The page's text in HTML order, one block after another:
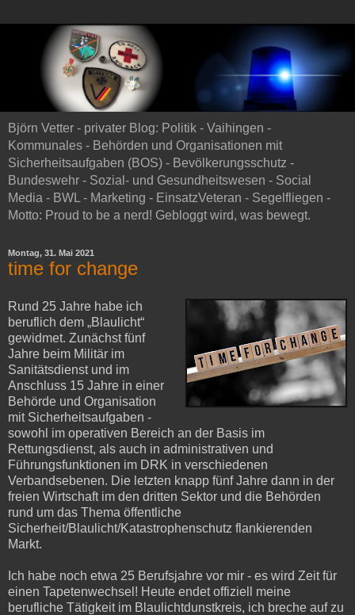
Björn Vetter - privater Blog: Politik - Vaihingen -
Kommunales - Behörden und Organisationen mit
Sicherheitsaufgaben (BOS) - Bevölkerungsschutz -
Bundeswehr - Sozial- und Gesundheitswesen - Social
Media - BWL - Marketing - EinsatzVeteran - Segelfliegen -
Motto: Proud to be a nerd! Gebloggt wird, was bewegt.
Montag, 31. Mai 2021
time for change
Rund 25 Jahre habe ich
beruflich dem „Blaulicht“
gewidmet. Zunächst fünf
Jahre beim Militär im
Sanitätsdienst und im
Anschluss 15 Jahre in einer
Behörde und Organisation
mit Sicherheitsaufgaben -
sowohl im operativen Bereich an der Basis im
Rettungsdienst, als auch in administrativen und
Führungsfunktionen im DRK in verschiedenen
Verbandsebenen. Die letzten knapp fünf Jahre dann in der
freien Wirtschaft im den dritten Sektor und die Behörden
rund um das Thema öffentliche
Sicherheit/Blaulicht/Katastrophenschutz flankierenden
Markt.
Ich habe noch etwa 25 Berufsjahre vor mir - es wird Zeit für
einen Tapetenwechsel! Heute endet offiziell meine
berufliche Tätigkeit im Blaulichtdunstkreis, ich breche auf zu